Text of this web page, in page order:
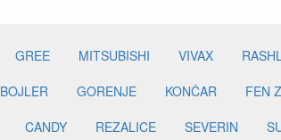
GREE MITSUBISHI VIVAX
BOJLER GORENJE KONČAR FEN
CANDY REZALICE SEVERIN